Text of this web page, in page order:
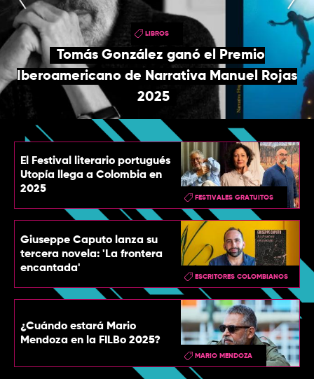
TOP
QUIÉNES SOMOS
CONTACTO
LIBROS
Tomás González ganó el Premio
Iberoamericano de Narrativa Manuel Rojas
2025
El Festival literario portugués
Utopía llega a Colombia en
2025
FESTIVALES GRATUITOS
Giuseppe Caputo lanza su
tercera novela: 'La frontera
encantada'
ESCRITORES COLOMBIANOS
¿Cuándo estará Mario
Mendoza en la FILBo 2025?
MARIO MENDOZA